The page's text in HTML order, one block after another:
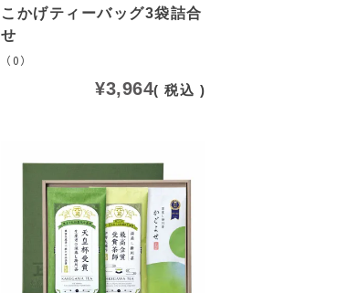
こかげティーバッグ3袋詰合
せ
（0）
¥3,964 税込